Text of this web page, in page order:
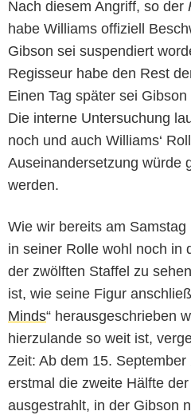
Nach diesem Angriff, so der
habe Williams offiziell
Gibson sei suspendiert
Regisseur habe den Rest
Einen Tag später sei
Die interne Untersuchung
noch und auch Williams‘
Auseinandersetzung würde
werden.
Wie wir bereits am
in seiner Rolle wohl noch in
der zwölften Staffel zu
ist, wie seine Figur
Minds“ herausgeschrieben
hierzulande so weit ist,
Zeit: Ab dem 15.
erstmal die zweite Hälfte der
ausgestrahlt, in der Gibson